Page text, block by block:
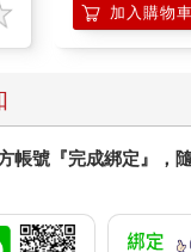
加入購物車
帳號『完成綁定』，